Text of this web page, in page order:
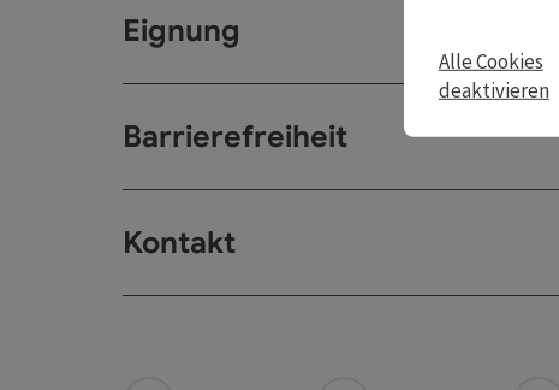
Eignung
Barrierefreiheit
Kontakt
Alle Cookies
deaktivieren